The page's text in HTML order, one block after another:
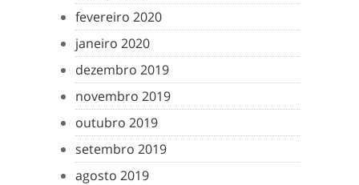
fevereiro 2020
janeiro 2020
dezembro 2019
novembro 2019
outubro 2019
setembro 2019
agosto 2019